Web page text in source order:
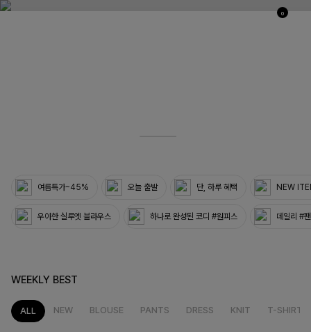
0
여름특가~45% 오늘 출발 단, 하루 혜택 NEW
우아한 실루엣 블라우스 하나로 완성된 코디 #원피스 데일리 #
WEEKLY BEST
ALL NEW BLOUSE PANTS DRESS KNIT T-SHIRT